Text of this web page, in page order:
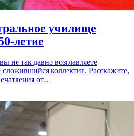
училище
летие
не так давно возглавляете
коллектив. Расскажите,
от…